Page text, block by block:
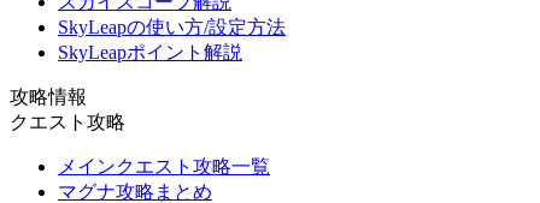
SkyLeapの使い方/設定方法
SkyLeapポイント解説
攻略情報
クエスト攻略
メインクエスト攻略一覧
マグナ攻略まとめ